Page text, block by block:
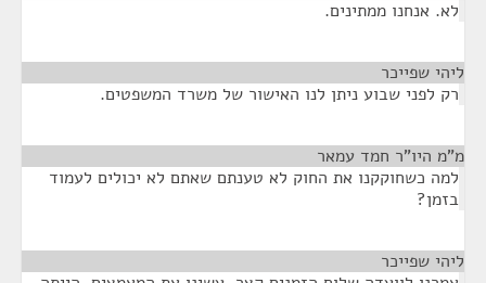
לא. אנחנו ממתינים.
ליהי שפייכר
רק לפני שבוע ניתן לנו האישור של משרד המשפטים.
מ"מ היו"ר חמד עמאר
למה כשחוקקנו את החוק לא טענתם שאתם לא יכולים לעמוד
בזמן?
ליהי שפייכר